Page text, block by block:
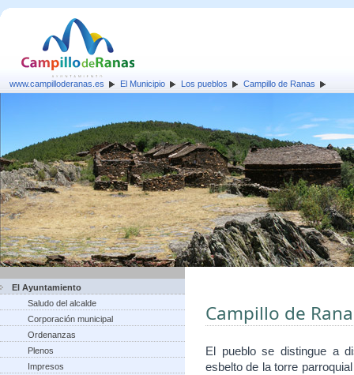
www.campilloderanas.es El Municipio Los pueblos Campillo de Ranas
El Ayuntamiento
Saludo del alcalde
Corporación municipal
Ordenanzas
Plenos
Impresos
Campillo de
El pueblo se distingue a
esbelto de la torre